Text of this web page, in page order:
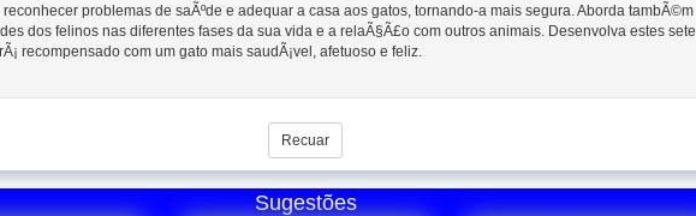
problemas de saÃºde e adequar a casa aos gatos, tornando-a mais segura. Aborda tambÃ©m
dos felinos nas diferentes fases da sua vida e a relaÃ§Ã£o com outros animais. Desenvolva estes sete
recompensado com um gato mais saudÃ¡vel, afetuoso e feliz.
Recuar
Sugestões